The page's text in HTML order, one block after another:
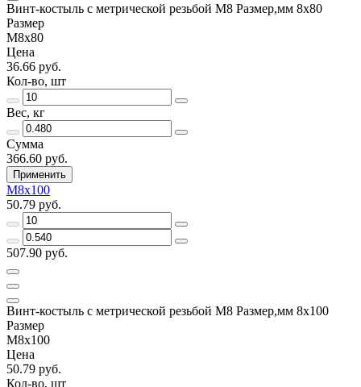
Винт-костыль с метрической резьбой М8 Размер,мм 8х80
Размер
М8х80
Цена
36.66 руб.
Кол-во, шт
Вес, кг
Сумма
366.60 руб.
Применить
М8х100
50.79 руб.
507.90 руб.
Винт-костыль с метрической резьбой М8 Размер,мм 8х100
Размер
М8х100
Цена
50.79 руб.
Кол-во, шт